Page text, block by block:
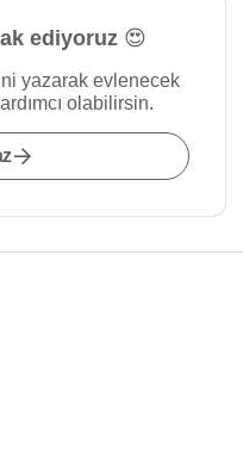
ediyoruz 😍
yazarak evlenecek
olabilirsin.